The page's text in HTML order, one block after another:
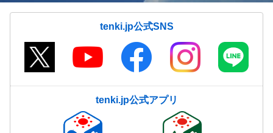
tenki.jp公式SNS
tenki.jp公式アプリ